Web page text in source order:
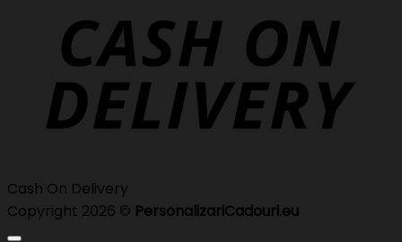
Cash On Delivery
Copyright 2026 © PersonalizariCadouri.eu